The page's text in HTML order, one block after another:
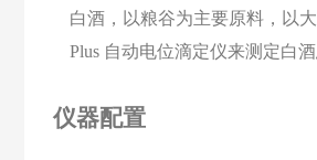
白酒，以粮谷为主要原料，以
Plus 自动电位滴定仪来测定白酒
仪器配置